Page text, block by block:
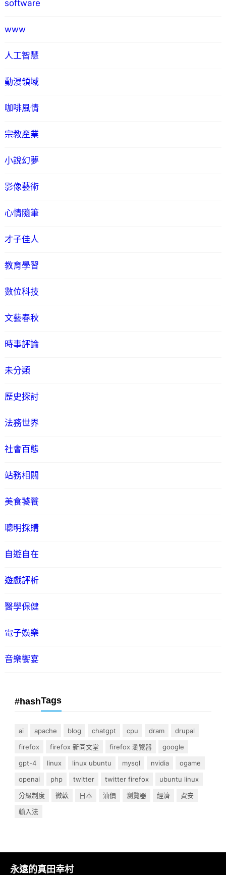
software
www
人工智慧
動漫領域
咖啡風情
宗教產業
小說幻夢
影像藝術
心情隨筆
才子佳人
教育學習
數位科技
文藝春秋
時事評論
未分類
歷史探討
法務世界
社會百態
站務相關
美食饕餮
聰明採購
自遊自在
遊戲評析
醫學保健
電子娛樂
音樂饗宴
#hashTags
ai apache blog chatgpt cpu dram
drupal
firefox
firefox 新同文堂 firefox 瀏覽器
google
gpt-4
linux linux ubuntu mysql nvidia
ogame
openai
php twitter twitter firefox
ubuntu linux
分級制度
微軟 日本 油價 瀏覽器 經濟
資安
輸入法
永遠的真田幸村